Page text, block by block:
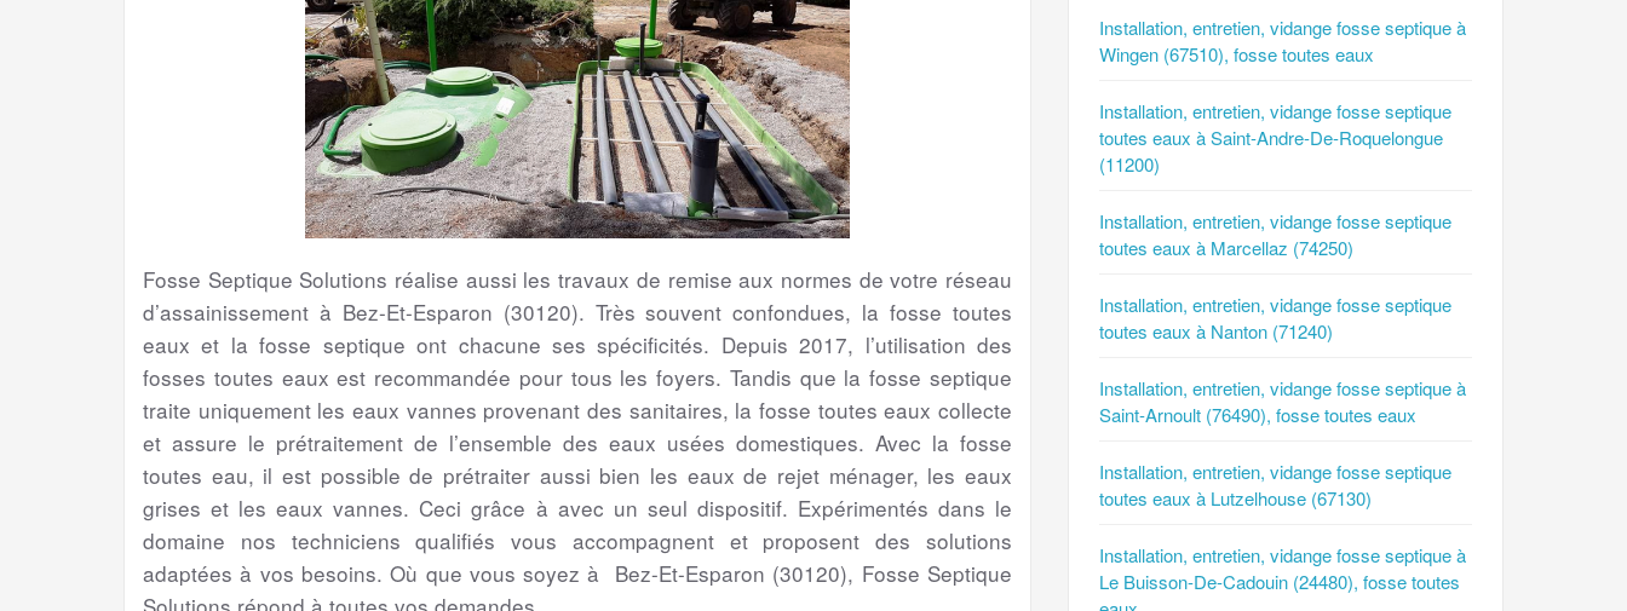
Fosse Septique Solutions réalise aussi les travaux de remise aux normes de votre réseau
d’assainissement à Bez-Et-Esparon (30120). Très souvent confondues, la fosse toutes
eaux et la fosse septique ont chacune ses spécificités. Depuis 2017, l’utilisation des
fosses toutes eaux est recommandée pour tous les foyers. Tandis que la fosse septique
traite uniquement les eaux vannes provenant des sanitaires, la fosse toutes eaux collecte
et assure le prétraitement de l’ensemble des eaux usées domestiques. Avec la fosse
toutes eau, il est possible de prétraiter aussi bien les eaux de rejet ménager, les eaux
grises et les eaux vannes. Ceci grâce à avec un seul dispositif. Expérimentés dans le
domaine nos techniciens qualifiés vous accompagnent et proposent des solutions
adaptées à vos besoins. Où que vous soyez à Bez-Et-Esparon (30120), Fosse Septique
Installation, entretien, vidange fosse septique à
Wingen (67510), fosse toutes eaux
Installation, entretien, vidange fosse septique
toutes eaux à Saint-Andre-De-Roquelongue
(11200)
Installation, entretien, vidange fosse septique
toutes eaux à Marcellaz (74250)
Installation, entretien, vidange fosse septique
toutes eaux à Nanton (71240)
Installation, entretien, vidange fosse septique à
Saint-Arnoult (76490), fosse toutes eaux
Installation, entretien, vidange fosse septique
toutes eaux à Lutzelhouse (67130)
Installation, entretien, vidange fosse septique à
Le Buisson-De-Cadouin (24480), fosse toutes